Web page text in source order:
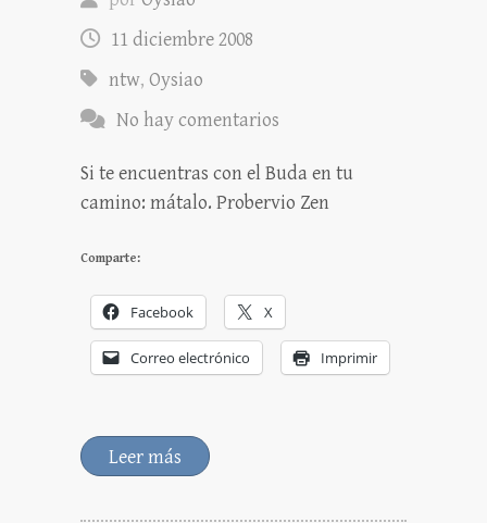
11 diciembre 2008
ntw, Oysiao
No hay comentarios
Si te encuentras con el Buda en tu
camino: mátalo. Probervio Zen
Comparte:
Facebook X
Correo electrónico Imprimir
Leer más